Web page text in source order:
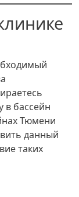
в бассейн
Тюмени
данный
таких